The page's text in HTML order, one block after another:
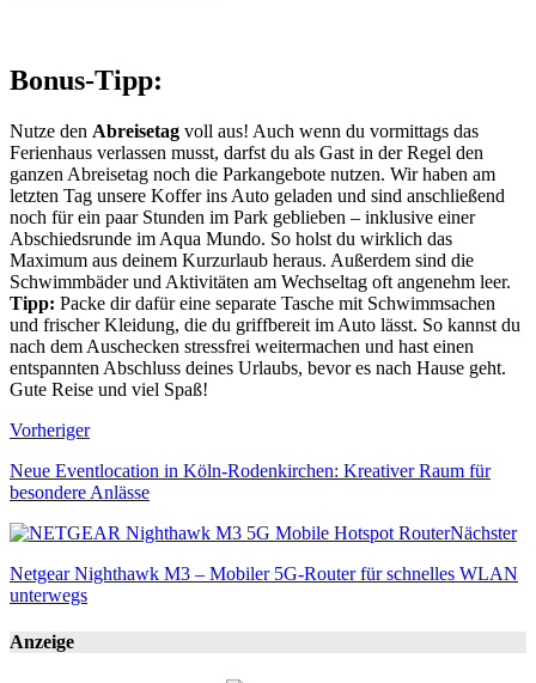
Bonus-Tipp:
Nutze den Abreisetag voll aus! Auch wenn du vormittags das
Ferienhaus verlassen musst, darfst du als Gast in der Regel den
ganzen Abreisetag noch die Parkangebote nutzen. Wir haben am
letzten Tag unsere Koffer ins Auto geladen und sind anschließend
noch für ein paar Stunden im Park geblieben – inklusive einer
Abschiedsrunde im Aqua Mundo. So holst du wirklich das
Maximum aus deinem Kurzurlaub heraus. Außerdem sind die
Schwimmbäder und Aktivitäten am Wechseltag oft angenehm leer.
Tipp: Packe dir dafür eine separate Tasche mit Schwimmsachen
und frischer Kleidung, die du griffbereit im Auto lässt. So kannst du
nach dem Auschecken stressfrei weitermachen und hast einen
entspannten Abschluss deines Urlaubs, bevor es nach Hause geht.
Gute Reise und viel Spaß!
Vorheriger
Neue Eventlocation in Köln-Rodenkirchen: Kreativer Raum für
besondere Anlässe
Nächster
Netgear Nighthawk M3 – Mobiler 5G-Router für schnelles WLAN
unterwegs
Anzeige